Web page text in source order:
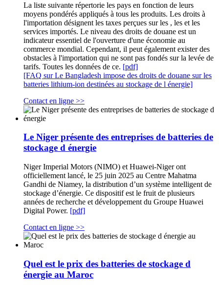
La liste suivante répertorie les pays en fonction de leurs
moyens pondérés appliqués à tous les produits. Les droits à
l'importation désignent les taxes perçues sur les , les et les
services importés. Le niveau des droits de douane est un
indicateur essentiel de l'ouverture d'une économie au
commerce mondial. Cependant, il peut également exister des
obstacles à l'importation qui ne sont pas fondés sur la levée de
tarifs. Toutes les données de ce. [pdf]
[FAQ sur Le Bangladesh impose des droits de douane sur les
batteries lithium-ion destinées au stockage de l énergie]
Contact en ligne >>
Le Niger présente des entreprises de batteries de
stockage d énergie
Niger Imperial Motors (NIMO) et Huawei-Niger ont
officiellement lancé, le 25 juin 2025 au Centre Mahatma
Gandhi de Niamey, la distribution d’un système intelligent de
stockage d’énergie. Ce dispositif est le fruit de plusieurs
années de recherche et développement du Groupe Huawei
Digital Power. [pdf]
Contact en ligne >>
Quel est le prix des batteries de stockage d
énergie au Maroc